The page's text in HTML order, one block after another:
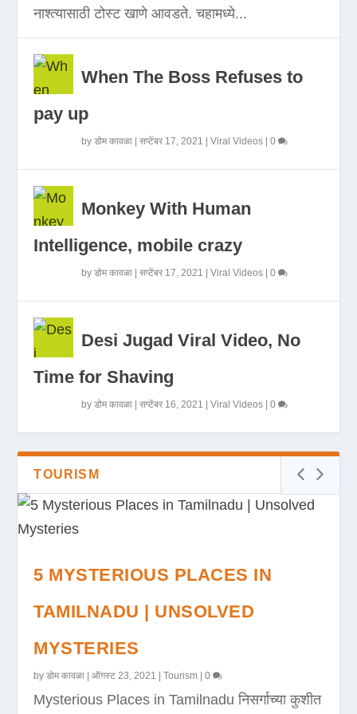
नाश्त्यासाठी टोस्ट खाणे आवडते. चहामध्ये...
When The Boss Refuses to
pay up
byडोम कावळा |सप्टेंबर 17, 2021 |Viral Videos |0
Monkey With Human
Intelligence, mobile crazy
byडोम कावळा |सप्टेंबर 17, 2021 |Viral Videos |0
Desi Jugad Viral Video, No
Time for Shaving
byडोम कावळा |सप्टेंबर 16, 2021 |Viral Videos |0
TOURISM
5 MYSTERIOUS PLACES IN
TAMILNADU | UNSOLVED
MYSTERIES
byडोम कावळा |ऑगस्ट 23, 2021 |Tourism |0
Mysterious Places in Tamilnadu निसर्गाच्या कुशीत